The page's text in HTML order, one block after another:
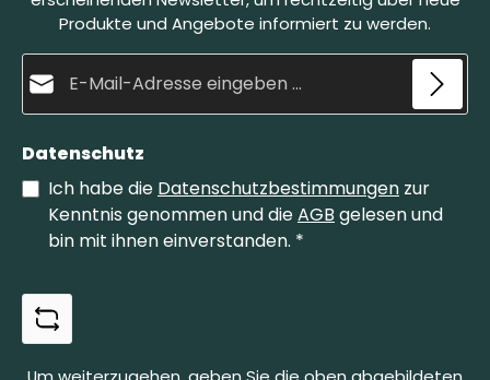
kleinere Variante unserer Brocken.
Produkte und Angebote informiert zu werden.
Datenschutz
Ich habe die Datenschutzbestimmungen zur
Kenntnis genommen und dieAGB gelesen und
bin mit ihnen einverstanden. *